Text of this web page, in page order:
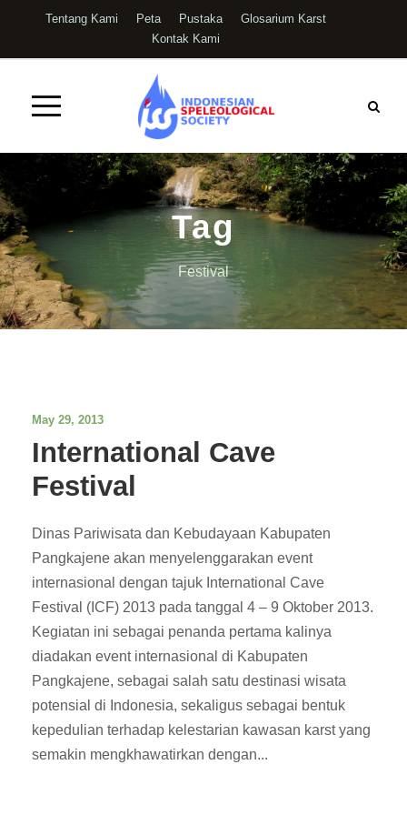
Tentang Kami Peta Pustaka
Glosarium Karst
Kontak Kami
Tag
Festival
May 29, 2013
International Cave
Festival
Dinas Pariwisata dan Kebudayaan Kabupaten
Pangkajene akan menyelenggarakan event
internasional dengan tajuk International Cave
Festival (ICF) 2013 pada tanggal 4 – 9 Oktober 2013.
Kegiatan ini sebagai penanda pertama kalinya
diadakan event internasional di Kabupaten
Pangkajene, sebagai salah satu destinasi wisata
potensial di Indonesia, sekaligus sebagai bentuk
kepedulian terhadap kelestarian kawasan karst yang
semakin mengkhawatirkan dengan...